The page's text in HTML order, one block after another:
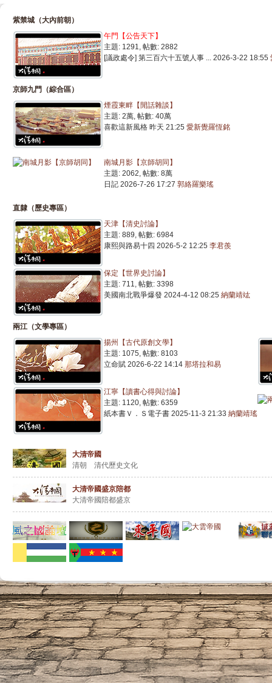
[ 崇文門【京師閒
[ 崇文門【京師閒
[ 崇文門【京師閒
事件卡
[ 西州堂]
大清殺
大清殺
大清殺
[ 西州堂]大清殺
[ 午門【公告天下
[ 午門【公告天下
[ 午門【公告天下
[ 午門【公告天下
紫禁城（大內前朝）
午門【公告天下】
主題: 1291, 帖數: 2882
[議政處令] 第三百六十五號人事 ... 2026-3-22 18:55
京師九門（綜合區）
煙霞東畔【閒話雜談】
主題: 2萬, 帖數: 40萬
喜歡這新風格 昨天 21:25 愛新覺羅恆銘
南城月影【京師胡同】
主題: 2062, 帖數: 8萬
日記 2026-7-26 17:27 郭絡羅樂瑤
直隸（歷史專區）
天津【清史討論】
主題: 889, 帖數: 6984
康熙與路易十四 2026-5-2 12:25 李君羨
保定【世界史討論】
主題: 711, 帖數: 3398
美國南北戰爭爆發 2024-4-12 08:25 納蘭靖竑
兩江（文學專區）
揚州【古代原創文學】
主題: 1075, 帖數: 8103
立命賦 2026-6-22 14:14 那塔拉和易
江寧【讀書心得與討論】
主題: 1120, 帖數: 6359
紙本書Ｖ．Ｓ電子書 2025-11-3 21:33 納蘭靖瑤
大清帝國
清朝 清代歷史文化
大清帝國盛京陪都
大清帝國陪都盛京